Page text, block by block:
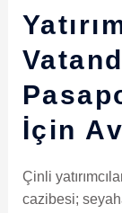
İçin
Çinli
cazibesi;